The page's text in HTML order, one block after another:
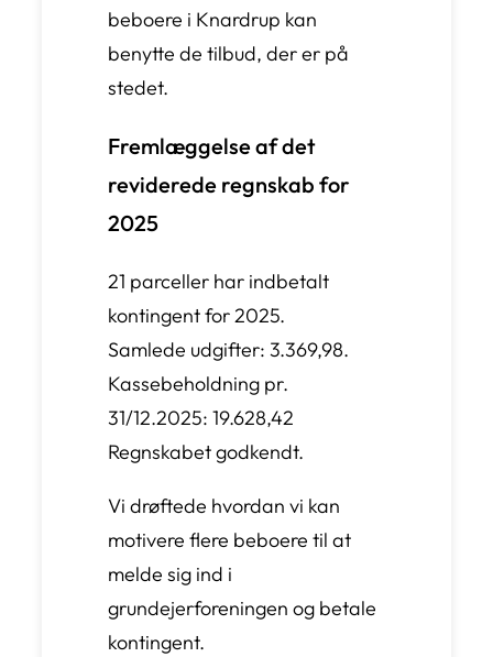
beboere i Knardrup kan
benytte de tilbud, der er på
stedet.
Fremlæggelse af det
reviderede regnskab for
2025
21 parceller har indbetalt
kontingent for 2025.
Samlede udgifter: 3.369,98.
Kassebeholdning pr.
31/12.2025: 19.628,42
Regnskabet godkendt.
Vi drøftede hvordan vi kan
motivere flere beboere til at
melde sig ind i
grundejerforeningen og betale
kontingent.